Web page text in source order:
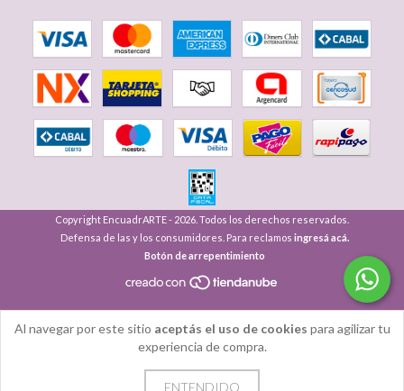
Al navegar por este sitio aceptás el uso de cookies para agilizar tu
experiencia de compra.
ENTENDIDO
Copyright EncuadrARTE - 2026. Todos los derechos reservados.
Defensa de las y los consumidores. Para reclamos ingresá acá.
Botón de arrepentimiento